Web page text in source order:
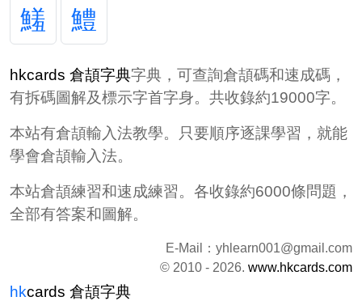
鱃
鱧
hkcards 倉頡字典字典，可查詢倉頡碼和速成碼，
有拆碼圖解及標示字首字身。共收錄約19000字。
本站有倉頡輸入法教學。只要順序逐課學習，就能
學會倉頡輸入法。
本站倉頡練習和速成練習。各收錄約6000條問題，
全部有答案和圖解。
E-Mail： yhlearn001@gmail.com
© 2010 - 2026. www.hkcards.com
hkcards 倉頡字典